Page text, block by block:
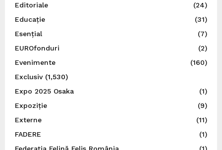
Editoriale
(24)
Educație
(31)
Esențial
(7)
EUROfonduri
(2)
Evenimente
(160)
Exclusiv(1,530)
Expo 2025 Osaka
(1)
Expoziție
(9)
Externe
(11)
FADERE
(1)